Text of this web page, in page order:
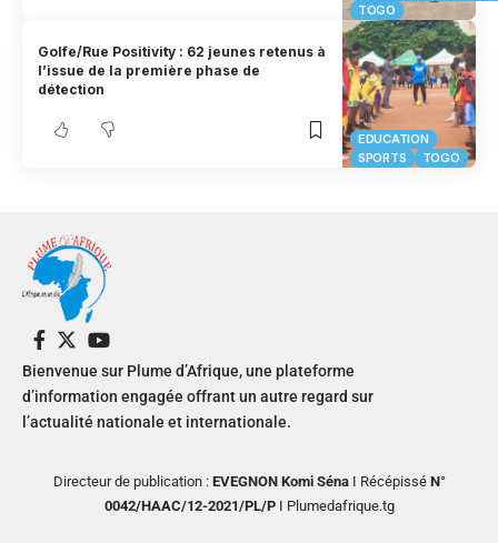
TOGO
EDUCATION
SPORTS
TOGO
Golfe/Rue Positivity : 62 jeunes retenus à
l’issue de la première phase de
détection
Bienvenue sur Plume d’Afrique, une plateforme
d’information engagée offrant un autre regard sur
l’actualité nationale et internationale.
Directeur de publication : EVEGNON Komi SénaI RécépisséN°
0042/HAAC/12-2021/PL/PI Plumedafrique.tg